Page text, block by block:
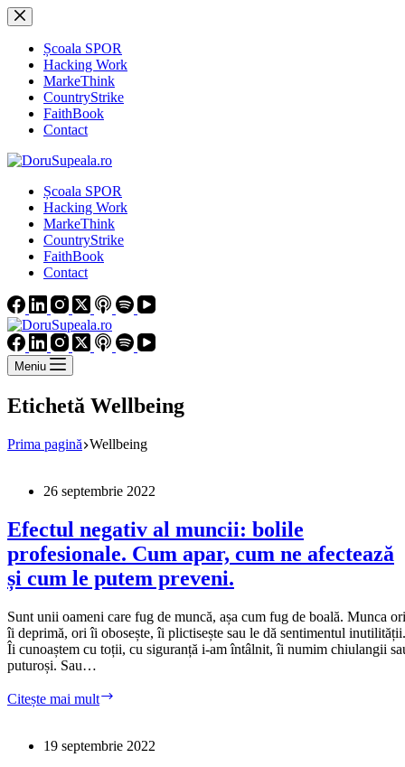
Sari
la
conținutȘcoala SPOR
Hacking Work
MarkeThink
CountryStrike
FaithBook
Contact
Școala SPOR
Hacking Work
MarkeThink
CountryStrike
FaithBook
Contact
Meniu
Etichetă Wellbeing
Prima pagină Wellbeing
26 septembrie 2022
Efectul negativ al muncii: bolile
profesionale. Cum apar, cum ne afectează
și cum le putem preveni.
Sunt unii oameni care fug de muncă, așa cum fug de boală. Munca ori
îi deprimă, ori îi obosește, îi plictisește sau le dă sentimentul inutilității.
Îi cunoaștem cu toții, cu siguranță i-am întâlnit, îi numim chiulangii
puturoși. Sau…
Citește mai mult
muncii:
19 septembrie 2022